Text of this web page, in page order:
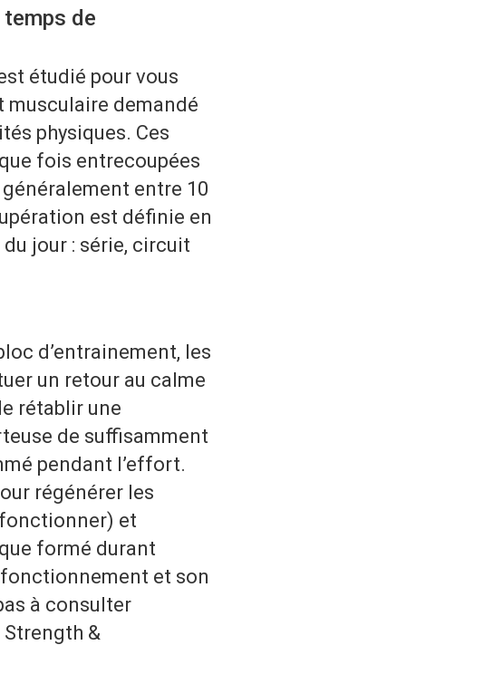
de
étudié pour vous
demandé
physiques. Ces
fois entrecoupées
entre 10
est définie en
jour : série, circuit
d’entrainement, les
un retour au calme
rétablir une
de suffisamment
pendant l’effort.
régénérer les
et
formé durant
fonctionnement et son
à consulter
&